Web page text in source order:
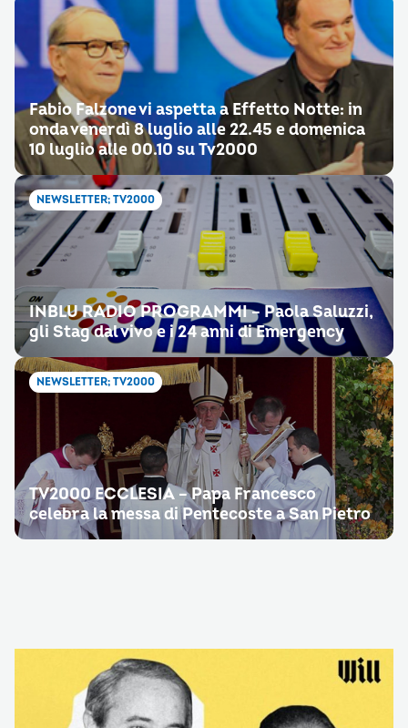
Fabio Falzone vi aspetta a Effetto Notte: in
onda venerdì 8 luglio alle 22.45 e domenica
10 luglio alle 00.10 su Tv2000
NEWSLETTER; TV2000
INBLU RADIO PROGRAMMI – Paola Saluzzi,
gli Stag dal vivo e i 24 anni di Emergency
NEWSLETTER; TV2000
TV2000 ECCLESIA – Papa Francesco
celebra la messa di Pentecoste a San Pietro